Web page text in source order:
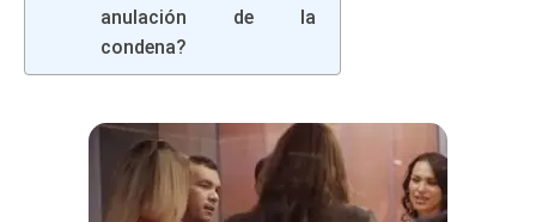
anulación de la
condena?